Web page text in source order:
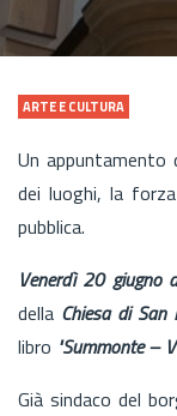
ARTE E CULTURA
Un appuntamento
dei luoghi, la
pubblica.
Venerdì 20 giugno
della Chiesa di San
libro "Summonte –
Già sindaco del